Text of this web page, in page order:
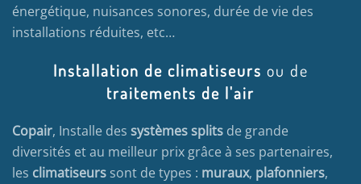
énergétique, nuisances sonores, durée de vie des
installations réduites, etc…
Installation de climatiseurs ou de
traitements de l'air
Copair, Installe des systèmes splits de grande
diversités et au meilleur prix grâce à ses partenaires,
les climatiseurs sont de types : muraux, plafonniers,